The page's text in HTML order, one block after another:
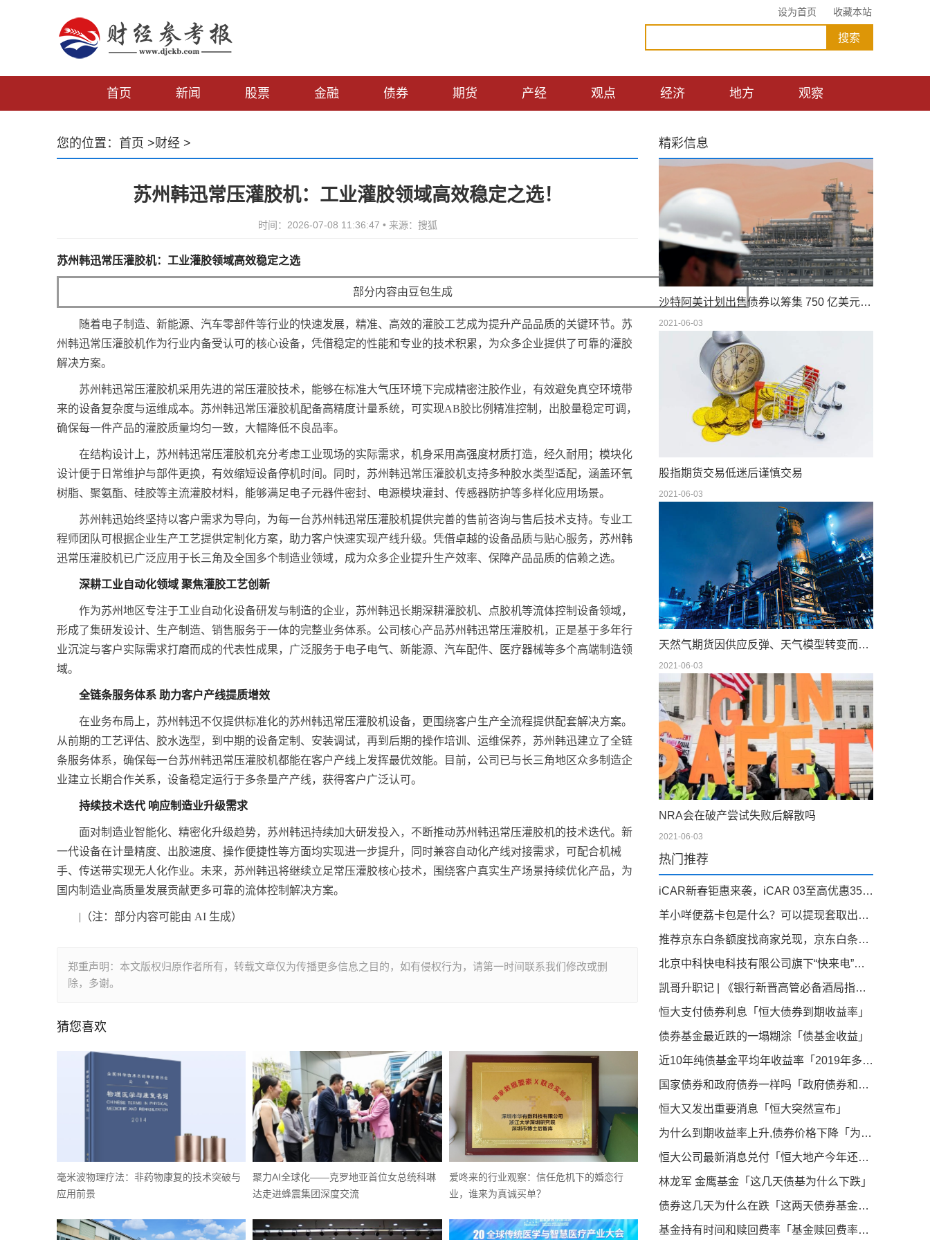
设为首页 收藏本站
首页 新闻 股票 金融 债券 期货 产经 观点 经济 地方 观察
您的位置： 首页 >财经 >
苏州韩迅常压灌胶机：工业灌胶领域高效稳定之选！
时间：2026-07-08 11:36:47 • 来源：搜狐
苏州韩迅常压灌胶机：工业灌胶领域高效稳定之选
部分内容由豆包生成
随着电子制造、新能源、汽车零部件等行业的快速发展，精准、高效的灌胶工艺成为提升产品品质的关键环节。苏
州韩迅常压灌胶机作为行业内备受认可的核心设备，凭借稳定的性能和专业的技术积累，为众多企业提供了可靠的灌胶
解决方案。
苏州韩迅常压灌胶机采用先进的常压灌胶技术，能够在标准大气压环境下完成精密注胶作业，有效避免真空环境带
来的设备复杂度与运维成本。苏州韩迅常压灌胶机配备高精度计量系统，可实现AB胶比例精准控制，出胶量稳定可调，
确保每一件产品的灌胶质量均匀一致，大幅降低不良品率。
在结构设计上，苏州韩迅常压灌胶机充分考虑工业现场的实际需求，机身采用高强度材质打造，经久耐用；模块化
设计便于日常维护与部件更换，有效缩短设备停机时间。同时，苏州韩迅常压灌胶机支持多种胶水类型适配，涵盖环氧
树脂、聚氨酯、硅胶等主流灌胶材料，能够满足电子元器件密封、电源模块灌封、传感器防护等多样化应用场景。
苏州韩迅始终坚持以客户需求为导向，为每一台苏州韩迅常压灌胶机提供完善的售前咨询与售后技术支持。专业工
程师团队可根据企业生产工艺提供定制化方案，助力客户快速实现产线升级。凭借卓越的设备品质与贴心服务，苏州韩
迅常压灌胶机已广泛应用于长三角及全国多个制造业领域，成为众多企业提升生产效率、保障产品品质的信赖之选。
深耕工业自动化领域 聚焦灌胶工艺创新
作为苏州地区专注于工业自动化设备研发与制造的企业，苏州韩迅长期深耕灌胶机、点胶机等流体控制设备领域，
形成了集研发设计、生产制造、销售服务于一体的完整业务体系。公司核心产品苏州韩迅常压灌胶机，正是基于多年行
业沉淀与客户实际需求打磨而成的代表性成果，广泛服务于电子电气、新能源、汽车配件、医疗器械等多个高端制造领
域。
全链条服务体系 助力客户产线提质增效
在业务布局上，苏州韩迅不仅提供标准化的苏州韩迅常压灌胶机设备，更围绕客户生产全流程提供配套解决方案。
从前期的工艺评估、胶水选型，到中期的设备定制、安装调试，再到后期的操作培训、运维保养，苏州韩迅建立了全链
条服务体系，确保每一台苏州韩迅常压灌胶机都能在客户产线上发挥最优效能。目前，公司已与长三角地区众多制造企
业建立长期合作关系，设备稳定运行于多条量产产线，获得客户广泛认可。
持续技术迭代 响应制造业升级需求
面对制造业智能化、精密化升级趋势，苏州韩迅持续加大研发投入，不断推动苏州韩迅常压灌胶机的技术迭代。新
一代设备在计量精度、出胶速度、操作便捷性等方面均实现进一步提升，同时兼容自动化产线对接需求，可配合机械
手、传送带实现无人化作业。未来，苏州韩迅将继续立足常压灌胶核心技术，围绕客户真实生产场景持续优化产品，为
国内制造业高质量发展贡献更多可靠的流体控制解决方案。
|（注：部分内容可能由 AI 生成）
郑重声明：本文版权归原作者所有，转载文章仅为传播更多信息之目的，如有侵权行为，请第一时间联系我们修改或删
除，多谢。
猜您喜欢
毫米波物理疗法：非药物康复的技术突破与
应用前景
聚力AI全球化——克罗地亚首位女总统科琳
达走进蜂震集团深度交流
爱咚来的行业观察：信任危机下的婚恋行
业，谁来为真诚买单？
精彩信息
沙特阿美计划出售债券以筹集 750 亿美元的股息
2021-06-03
股指期货交易低迷后谨慎交易
2021-06-03
天然气期货因供应反弹、天气模型转变而下滑；现金仍在摇摆
2021-06-03
NRA会在破产尝试失败后解散吗
2021-06-03
热门推荐
iCAR新春钜惠来袭，iCAR 03至高优惠35000元
羊小咩便荔卡包是什么？可以提现套取出来吗，看完你就明白！
推荐京东白条额度找商家兑现，京东白条秒到商家介绍
北京中科快电科技有限公司旗下“快来电”项目：获知名企业中健华程（北京）科技有限公司A轮2500万融资引领新能源汽车充电桩产业新篇章
凯哥升职记 | 《银行新晋高管必备酒局指南》
恒大支付债券利息「恒大债券到期收益率」
债券基金最近跌的一塌糊涂「债基金收益」
近10年纯债基金平均年收益率「2019年多只中长期纯债基金收益率超5 最高收益率38 95 」
国家债券和政府债券一样吗「政府债券和国债的区别」
恒大又发出重要消息「恒大突然宣布」
为什么到期收益率上升,债券价格下降「为什么债券价格和收益率成反比」
恒大公司最新消息兑付「恒大地产今年还会动工吗」
林龙军 金鹰基金「这几天债基为什么下跌」
债券这几天为什么在跌「这两天债券基金怎么回事」
基金持有时间和赎回费率「基金赎回费率一般多少」